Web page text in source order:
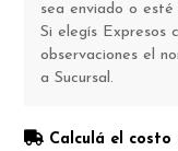
sea enviado o
Si elegís Expresos
observaciones el
a Sucursal.
Calculá el costo